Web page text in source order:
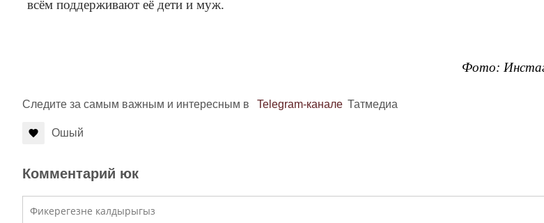
всём поддерживают её дети и муж.
Фото:
Следите за самым важным и интересным в Telegram-канале Татмедиа
Ошый
Комментарий юк